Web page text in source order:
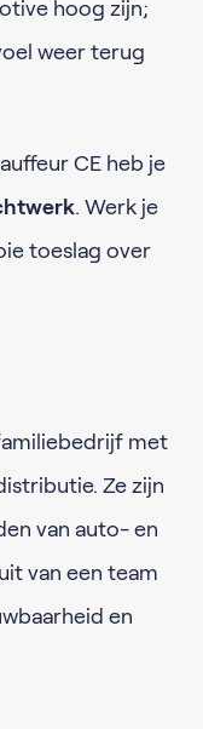
hoog zijn;
weer terug
CE heb je
. Werk je
toeslag over
met
Ze zijn
van auto- en
van een team
en